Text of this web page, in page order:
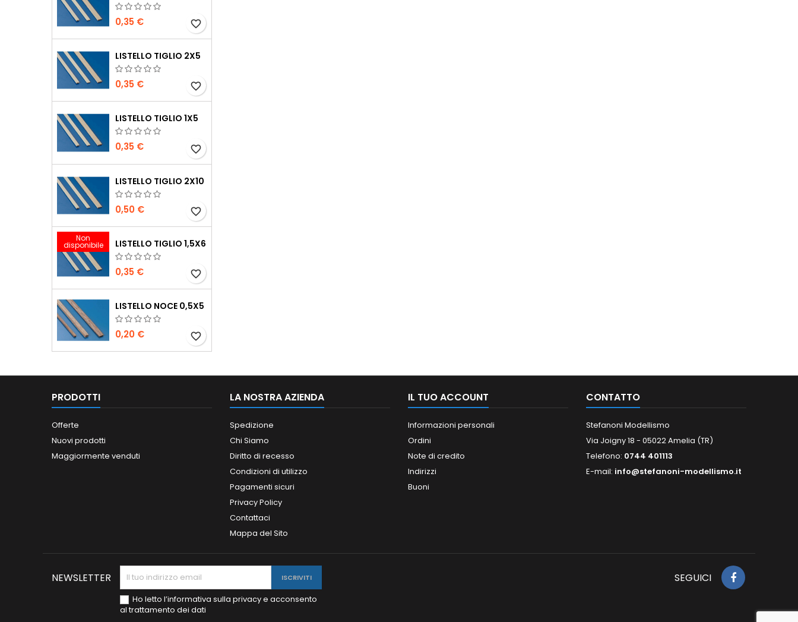
0,35 € favorite_border
LISTELLO TIGLIO 2X5
0,35 € favorite_border
LISTELLO TIGLIO 1X5
0,35 € favorite_border
LISTELLO TIGLIO 2X10
0,50 € favorite_border
Non
disponibile LISTELLO TIGLIO 1,5X6
0,35 € favorite_border
LISTELLO NOCE 0,5X5
0,20 € favorite_border
PRODOTTI
Offerte
Nuovi prodotti
Maggiormente venduti
LA NOSTRA AZIENDA
Spedizione
Chi Siamo
Diritto di recesso
Condizioni di utilizzo
Pagamenti sicuri
Privacy Policy
Contattaci
Mappa del Sito
IL TUO ACCOUNT
Informazioni personali
Ordini
Note di credito
Indirizzi
Buoni
CONTATTO
Stefanoni Modellismo
Via Joigny 18 - 05022 Amelia (TR)
Telefono: 0744 401113
E-mail: info@stefanoni-modellismo.it
NEWSLETTER
Ho letto l’informativa sulla privacy e acconsento
al trattamento dei dati
SEGUICI